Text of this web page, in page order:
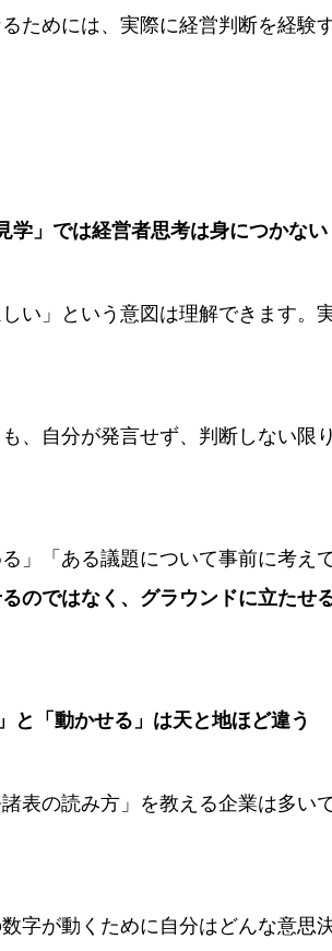
ためには、実際に経営判断を経験
」では経営者思考は身につかない
い」という意図は理解できます。
、自分が発言せず、判断しない限
」「ある議題について事前に考え
のではなく、グラウンドに立たせ
「動かせる」は天と地ほど違う
表の読み方」を教える企業は多い
字が動くために自分はどんな意思